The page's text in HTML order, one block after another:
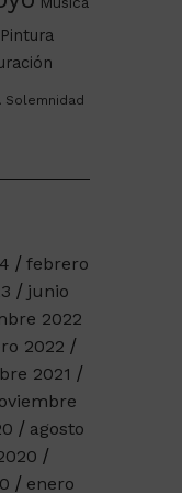
Pintura
Solemnidad
febrero
junio
2022
2022
2021
agosto
enero